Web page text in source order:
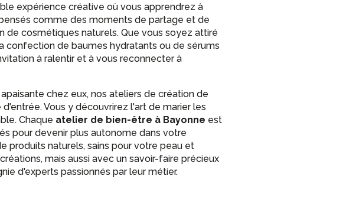
expérience créative où vous apprendrez à
comme des moments de partage et de
de cosmétiques naturels. Que vous soyez attiré
confection de baumes hydratants ou de sérums
à ralentir et à vous reconnecter à
chez eux, nos ateliers de création de
Vous y découvrirez l'art de marier les
Chaque atelier de bien-être à Bayonne est
pour devenir plus autonome dans votre
produits naturels, sains pour votre peau et
mais aussi avec un savoir-faire précieux
d'experts passionnés par leur métier.